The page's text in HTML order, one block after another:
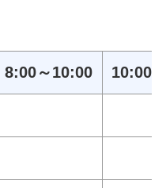
8:00～10:00 10:00